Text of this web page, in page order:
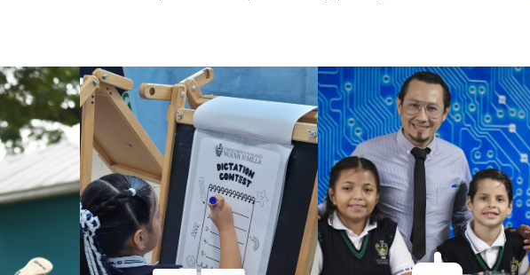
“Una ventana al
mundo”
A través de actividades
lúdicas se crea un amor
natural por el aprendizaje de
los idiomas: inglés y mandarín
“Futuros talentos”
Llevar sus ideas útiles a la
práctica, incentivando la
imaginación e innovación para
afrontar un futuro profesional
con éxito.